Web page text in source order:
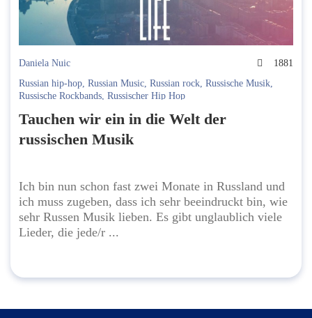
Daniela Nuic
1881
Russian hip-hop, Russian Music, Russian rock, Russische Musik,
Russische Rockbands, Russischer Hip Hop
Tauchen wir ein in die Welt der
russischen Musik
Ich bin nun schon fast zwei Monate in Russland und
ich muss zugeben, dass ich sehr beeindruckt bin, wie
sehr Russen Musik lieben. Es gibt unglaublich viele
Lieder, die jede/r ...